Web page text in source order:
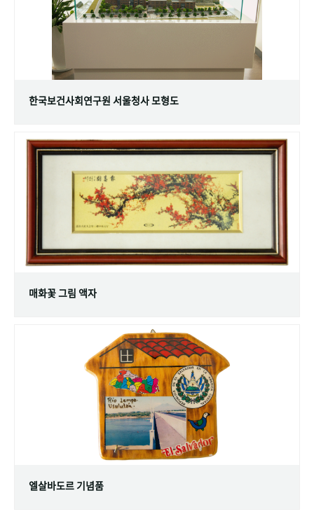
한국보건사회연구원 서울청사 모형도
매화꽃 그림 액자
엘살바도르 기념품